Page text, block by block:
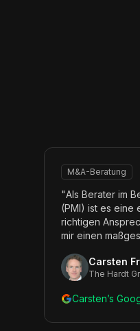
M&A-Beratung
"Als Berater im
(PMI) ist es eine
richtigen
mir einen
Carsten
The Hardt
Carsten’s